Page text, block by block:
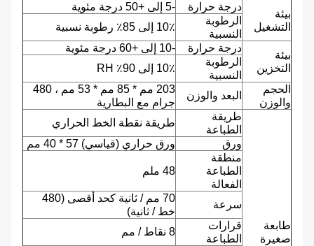
بيئة
التشغيل
درجة حرارة
-5 إلى +50 درجة مئوية
الرطوبة
النسبية
10٪ إلى 85٪ رطوبة نسبية
بيئة
التخزين
درجة حرارة
-10 إلى +60 درجة مئوية
الرطوبة
النسبية
10٪ إلى 90٪ RH
الحجم
والوزن
البعد والوزن
203 مم * 85 مم * 53 مم ، 480
جرام مع البطارية
طابعة
صغيرة
طريقة
الطباعة
طريقة نقطة الخط الحراري
ورق
ورق حراري (قياسي) 57 * 40 مم
منطقة
الطباعة
الفعالة
48 ملم
سرعة
70 مم / ثانية كحد أقصى (480
خط / ثانية)
قرارات
الطباعة
8 نقاط / مم